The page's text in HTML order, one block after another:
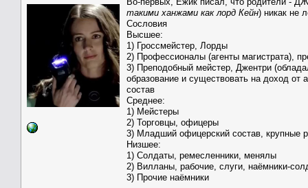
такими ханжами как лорд Кейн) никак не
Сословия
Высшее:
1) Гроссмейстер, Лорды
2) Профессионалы (агенты магистрата),
3) Преподобный мейстер, Джентри
образование и существовать на доход
состав
Среднее:
1) Мейстеры
2) Торговцы, офицеры
3) Младший офицерский состав, крупные
Низшее:
1) Солдаты, ремесленники, менялы
2) Вилланы, рабочие, слуги, наёмники-
3) Прочие наёмники